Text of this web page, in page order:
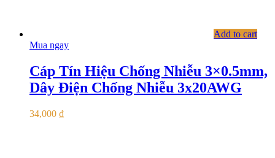
Add to cart
Mua ngay
Cáp Tín Hiệu Chống Nhiễu 3×0.5mm,
Dây Điện Chống Nhiễu 3x20AWG
34,000 ₫